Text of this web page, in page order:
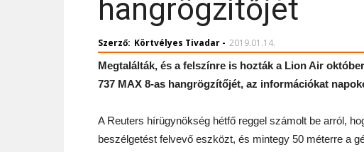
hangrögzítőjét
Szerző: Körtvélyes Tivadar - 2019.01.14.
Megtalálták, és a felszínre is hozták a Lion Air
737 MAX 8-as hangrögzítőjét, az információkat
A Reuters hírügynökség hétfő reggel számolt be arról,
beszélgetést felvevő eszközt, és mintegy 50 méterre a